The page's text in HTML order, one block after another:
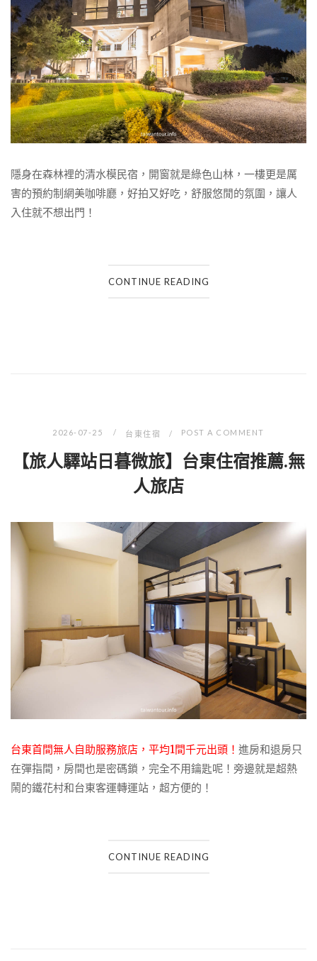
隱身在森林裡的清水模民宿，開窗就是綠色山林，一樓更是厲
害的預約制網美咖啡廳，好拍又好吃，舒服悠閒的氛圍，讓人
入住就不想出門！
CONTINUE READING
2026-07-25 台東住宿 POST A COMMENT
【旅人驛站日暮微旅】台東住宿推薦.無
人旅店
台東首間無人自助服務旅店，平均1間千元出頭！ 進房和退房只
在彈指間，房間也是密碼鎖，完全不用鑰匙呢！旁邊就是超熱
鬧的鐵花村和台東客運轉運站，超方便的！
CONTINUE READING